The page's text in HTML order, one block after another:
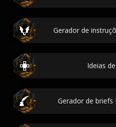
Gerador de
Ideias
Gerador de